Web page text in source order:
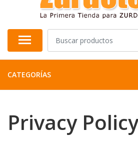
CATEGORÍAS
Privacy Policy